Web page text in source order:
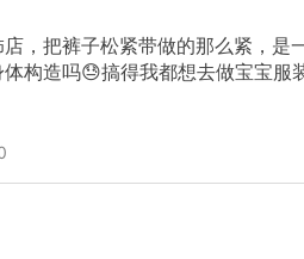
，把裤子松紧带做的那么紧，是
构造吗😓搞得我都想去做宝宝服